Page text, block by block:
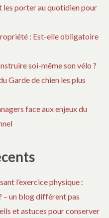
les porter au quotidien pour
: Est-elle obligatoire
soi-même son vélo ?
Garde de chien les plus
face aux enjeux du
l’exercice physique :
– un blog différent pas
et astuces pour conserver